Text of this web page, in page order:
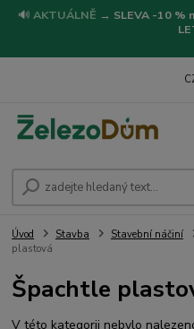
🔊 AKTUÁLNĚ → SLEVA -10 %
Úvod Stavba Stavební náčiní
plastová
Špachtle
V této kategorii nebylo